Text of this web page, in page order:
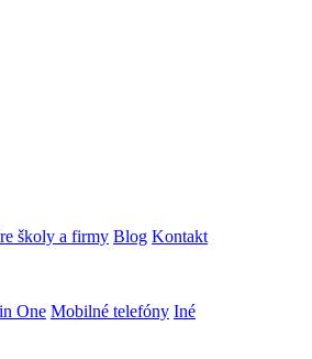
školy a firmy Blog Kontakt
One Mobilné telefóny Iné